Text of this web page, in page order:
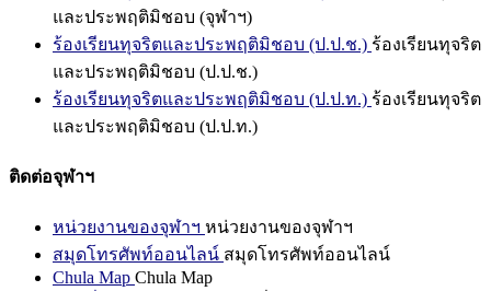
และประพฤติมิชอบ (จุฬาฯ)
ร้องเรียนทุจริตและประพฤติมิชอบ (ป.ป.ช.) ร้องเรียนทุจริต
และประพฤติมิชอบ (ป.ป.ช.)
ร้องเรียนทุจริตและประพฤติมิชอบ (ป.ป.ท.) ร้องเรียนทุจริต
และประพฤติมิชอบ (ป.ป.ท.)
ติดต่อจุฬาฯ
หน่วยงานของจุฬาฯ หน่วยงานของจุฬาฯ
สมุดโทรศัพท์ออนไลน์ สมุดโทรศัพท์ออนไลน์
Chula Map Chula Map